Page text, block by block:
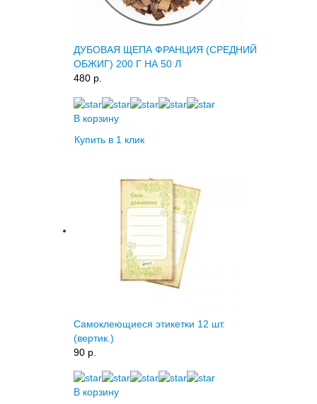
ДУБОВАЯ ЩЕПА ФРАНЦИЯ (СРЕДНИЙ
ОБЖИГ) 200 Г НА 50 Л
480 p.
В корзину
Купить в 1 клик
Самоклеющиеся этикетки 12 шт.
(вертик.)
90 p.
В корзину